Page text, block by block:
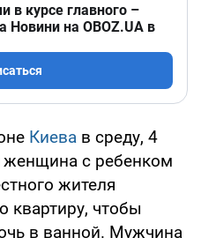
в курсе главного –
Новини на OBOZ.UA в
Киева в среду, 4
женщина с ребенком
жителя
квартиру, чтобы
в ванной. Мужчина